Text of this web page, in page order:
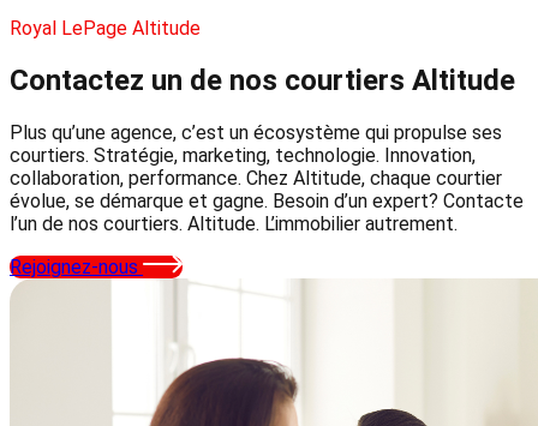
Royal LePage Altitude
Contactez un de nos courtiers Altitude
Plus qu’une agence, c’est un écosystème qui propulse ses
courtiers. Stratégie, marketing, technologie. Innovation,
collaboration, performance. Chez Altitude, chaque courtier
évolue, se démarque et gagne. Besoin d’un expert? Contacte
l’un de nos courtiers. Altitude. L’immobilier autrement.
Rejoignez-nous